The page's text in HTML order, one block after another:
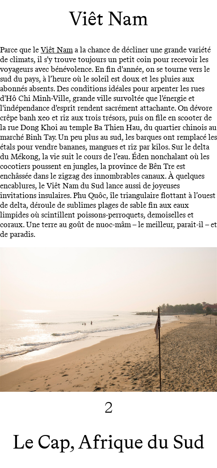
Viêt Nam
Parce que le Viêt Nam a la chance de décliner une grande variété
de climats, il s'y trouve toujours un petit coin pour recevoir les
voyageurs avec bénévolence. En fin d'année, on se tourne vers le
sud du pays, à l’heure où le soleil est doux et les pluies aux
abonnés absents. Des conditions idéales pour arpenter les rues
d'Hô Chi Minh-Ville, grande ville survoltée que l'énergie et
l'indépendance d'esprit rendent sacrément attachante. On dévore
crêpe banh xeo et riz aux trois trésors, puis on file en scooter de
la rue Dong Khoi au temple Ba Thien Hau, du quartier chinois au
marché Binh Tay. Un peu plus au sud, les barques ont remplacé les
étals pour vendre bananes, mangues et riz par kilos. Sur le delta
du Mékong, la vie suit le cours de l’eau. Éden nonchalant où les
cocotiers poussent en jungles, la province de Bên Tre est
enchâssée dans le zigzag des innombrables canaux. À quelques
encablures, le Viêt Nam du Sud lance aussi de joyeuses
invitations insulaires. Phu Quôc, île triangulaire flottant à l’ouest
de delta, déroule de sublimes plages de sable fin aux eaux
limpides où scintillent poissons-perroquets, demoiselles et
coraux. Une terre au goût de nuoc-mâm – le meilleur, parait-il – et
de paradis.
2
Le Cap, Afrique du Sud